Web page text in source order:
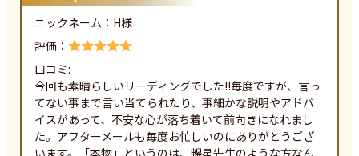
ニックネーム： H様
評価：
口コミ:
今回も素晴らしいリーディングでした!!毎度ですが、言っ
てない事まで言い当てられたり、事細かな説明やアドバ
イスがあって、不安な心が落ち着いて前向きになれまし
た。アフターメールも毎度お忙しいのにありがとうござ
います。「本物」というのは、暢星先生のような方なん